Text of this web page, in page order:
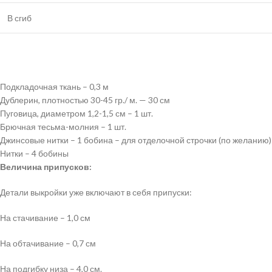
В сгиб
Подкладочная ткань – 0,3 м
Дублерин, плотностью 30-45 гр./ м. — 30 см
Пуговица, диаметром 1,2-1,5 см – 1 шт.
Брючная тесьма-молния – 1 шт.
Джинсовые нитки – 1 бобина – для отделочной строчки (по желанию)
Нитки – 4 бобины
Величина припусков:
Детали выкройки уже включают в себя припуски:
На стачивание – 1,0 см
На обтачивание – 0,7 см
На подгибку низа – 4,0 см.